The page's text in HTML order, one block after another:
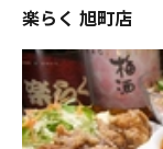
楽らく 旭町店